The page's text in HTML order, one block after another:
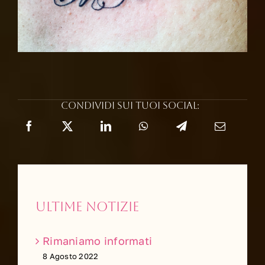
Condividi sui tuoi social:
Ultime notizie
Rimaniamo informati
8 Agosto 2022